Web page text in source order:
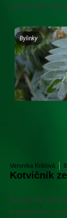
necháváni na
Bylinky
Veronika Králová
Kotvičník
Kotvičník
označením